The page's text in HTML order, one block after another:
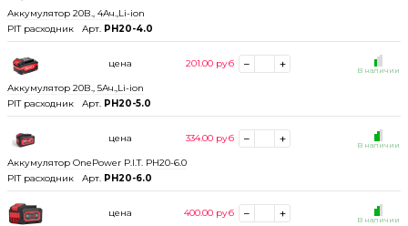
Аккумулятор 20В., 4Ач.,Li-ion
PIT расходник
Арт. PH20-4.0
Аккумулятор 20В., 5Ач.,Li-ion
PIT расходник
Арт. PH20-5.0
В наличии
цена 201.00 руб
Аккумулятор OnePower P.I.T. PH20-6.0
PIT расходник
Арт. PH20-6.0
В наличии
цена 334.00 руб
В наличии
цена 400.00 руб